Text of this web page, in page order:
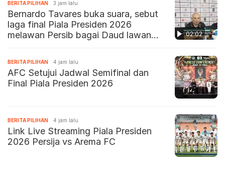
02:02
BERITA PILIHAN 3 jam lalu
Bernardo Tavares buka suara, sebut
laga final Piala Presiden 2026
melawan Persib bagai Daud lawan
BERITA PILIHAN 4 jam lalu
AFC Setujui Jadwal Semifinal dan
Final Piala Presiden 2026
BERITA PILIHAN 4 jam lalu
Link Live Streaming Piala Presiden
2026 Persija vs Arema FC